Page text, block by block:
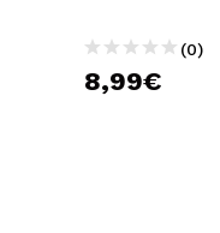
(0)
8,99€